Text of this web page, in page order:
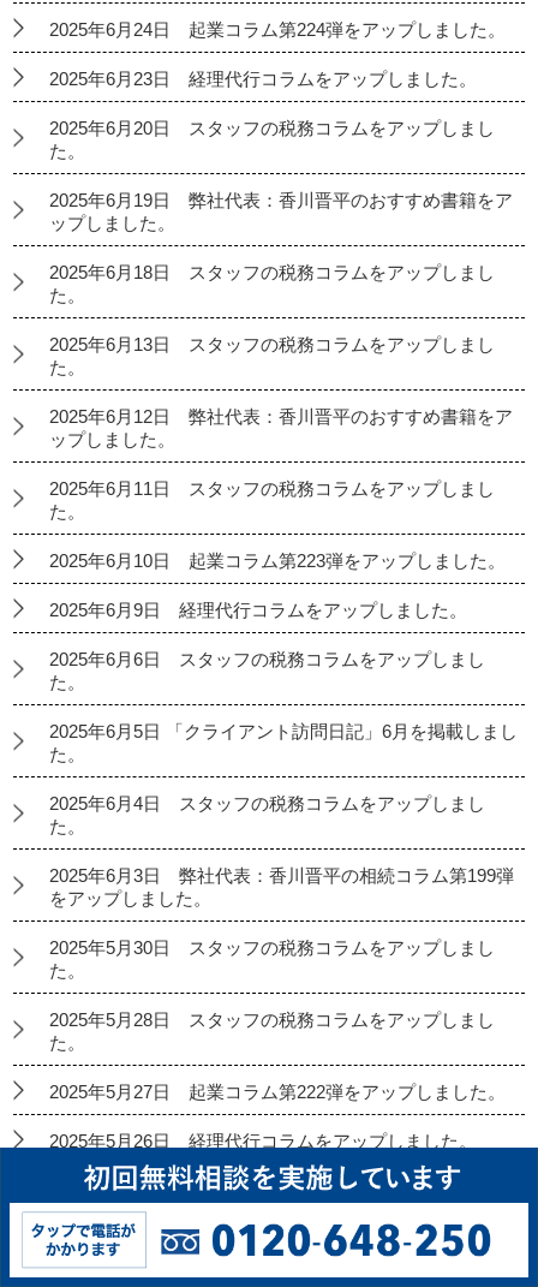
2025年6月24日 起業コラム第224弾をアップしました。
2025年6月23日 経理代行コラムをアップしました。
2025年6月20日 スタッフの税務コラムをアップしまし
た。
2025年6月19日 弊社代表：香川晋平のおすすめ書籍をア
ップしました。
2025年6月18日 スタッフの税務コラムをアップしまし
た。
2025年6月13日 スタッフの税務コラムをアップしまし
た。
2025年6月12日 弊社代表：香川晋平のおすすめ書籍をア
ップしました。
2025年6月11日 スタッフの税務コラムをアップしまし
た。
2025年6月10日 起業コラム第223弾をアップしました。
2025年6月9日 経理代行コラムをアップしました。
2025年6月6日 スタッフの税務コラムをアップしまし
た。
2025年6月5日 「クライアント訪問日記」6月を掲載しまし
た。
2025年6月4日 スタッフの税務コラムをアップしまし
た。
2025年6月3日 弊社代表：香川晋平の相続コラム第199弾
をアップしました。
2025年5月30日 スタッフの税務コラムをアップしまし
た。
2025年5月28日 スタッフの税務コラムをアップしまし
た。
2025年5月27日 起業コラム第222弾をアップしました。
2025年5月26日 経理代行コラムをアップしました。
2025年5月23日 スタッフの税務コラムをアップしまし
た。
2025年5月21日 スタッフの税務コラムをアップしまし